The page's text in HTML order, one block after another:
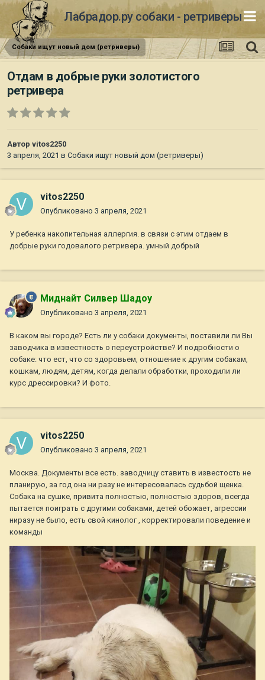
Лабрадор.ру собаки - ретриверы
Собаки ищут новый дом (ретриверы)
Отдам в добрые руки золотистого
ретривера
Автор vitos2250
3 апреля, 2021 в Собаки ищут новый дом (ретриверы)
vitos2250
Опубликовано 3 апреля, 2021
У ребенка накопительная аллергия. в связи с этим отдаем в
добрые руки годовалого ретривера. умный добрый
Миднайт Силвер Шадоу
Опубликовано 3 апреля, 2021
В каком вы городе? Есть ли у собаки документы, поставили ли Вы
заводчика в известность о переустройстве? И подробности о
собаке: что ест, что со здоровьем, отношение к другим собакам,
кошкам, людям, детям, когда делали обработки, проходили ли
курс дрессировки? И фото.
vitos2250
Опубликовано 3 апреля, 2021
Москва. Документы все есть. заводчицу ставить в известость не
планирую, за год она ни разу не интересовалась судьбой щенка.
Собака на сушке, привита полностью, полностью здоров, всегда
пытается поиграть с другими собаками, детей обожает, агрессии
ниразу не было, есть свой кинолог , корректировали поведение и
команды